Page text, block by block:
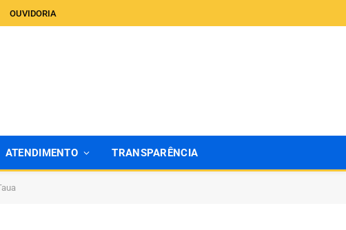
OUVIDORIA
ATENDIMENTO TRANSPARÊNCIA